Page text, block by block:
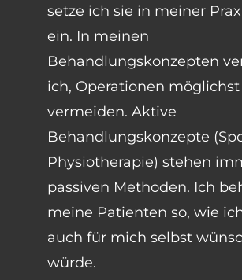
setze ich sie in meiner
ein. In meinen
Behandlungskonzepten
ich, Operationen möglichst
vermeiden. Aktive
Behandlungskonzepte
Physiotherapie) stehen
passiven Methoden. Ich
meine Patienten so, wie
auch für mich selbst
würde.